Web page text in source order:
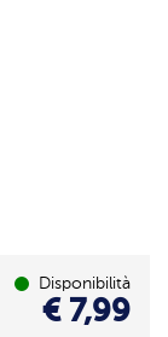
Disponibilità
€ 7,99